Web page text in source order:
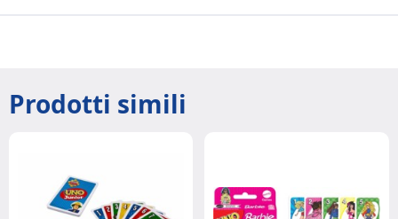
Prodotti simili